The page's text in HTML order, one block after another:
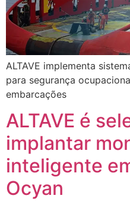
ALTAVE implementa
para segurança
embarcações
ALTAVE é
implantar
inteligente
Ocyan